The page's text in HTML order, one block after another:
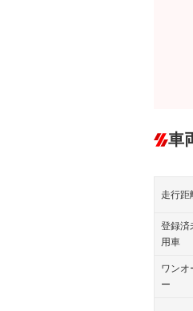
車
走行距
登録済
用車
ワンオ
ー